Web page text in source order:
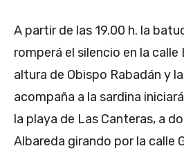
A partir de las 19.00 h. la
romperá el silencio en la calle
altura de Obispo Rabadán y
acompaña a la sardina
la playa de Las Canteras, a
Albareda girando por la calle